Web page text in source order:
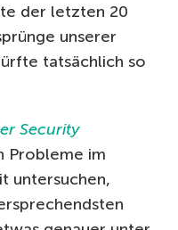
der letzten 20
unserer
tatsächlich so
Security
Probleme im
untersuchen,